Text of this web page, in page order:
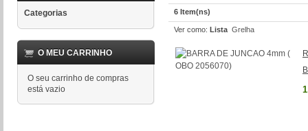
Categorias
O MEU CARRINHO
O seu carrinho de compras
está vazio
6 Item(ns)
Ver como: Lista Grelha